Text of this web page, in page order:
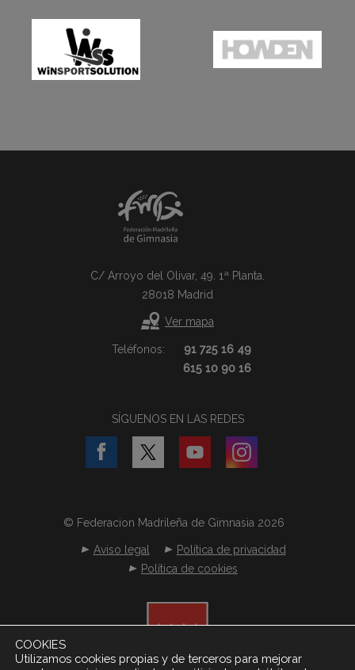
C/ Arroyo del Olivar, 49. 1ª Planta.
28018 Madrid
Ver mapa
Teléfonos:
91 725 16 49
615 10 90 16
SÍGUENOS EN LAS REDES
© Federacion Madrileña de Gimnasia 2026
Aviso legal
Política de privacidad
Política de cookies
COOKIES
Utilizamos cookies propias y de terceros para mejorar